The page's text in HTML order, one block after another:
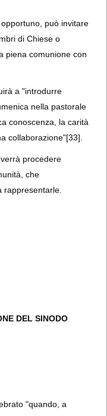
può invitare
di Chiese o
piena comunione con
a "introdurre
nella pastorale
conoscenza, la carità
collaborazione"[33].
procedere
che
rappresentarle.
DEL SINODO
"quando, a